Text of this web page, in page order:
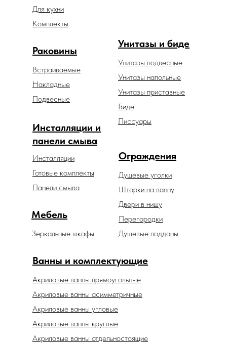
Унитазы и биде
Унитазы подвесные
Унитазы напольные
Унитазы приставные
Раковины
Встраиваемые
Накладные
Подвесные
Для кухни
Ванны и комплектующие
Акриловые ванны прямоугольные
Зеркальные шкафы
Мебель
Ограждения
Душевые уголки
Шторки на ванну
Двери в нишу
Перегородки
Биде
Душевые поддоны
Акриловые ванны отдельностоящие
Акриловые ванны асимметричные
Акриловые ванны угловые
Акриловые ванны круглые
Инсталляции и
панели смыва
Инсталляции
Готовые комплекты
Панели смыва
Комплекты
Писсуары